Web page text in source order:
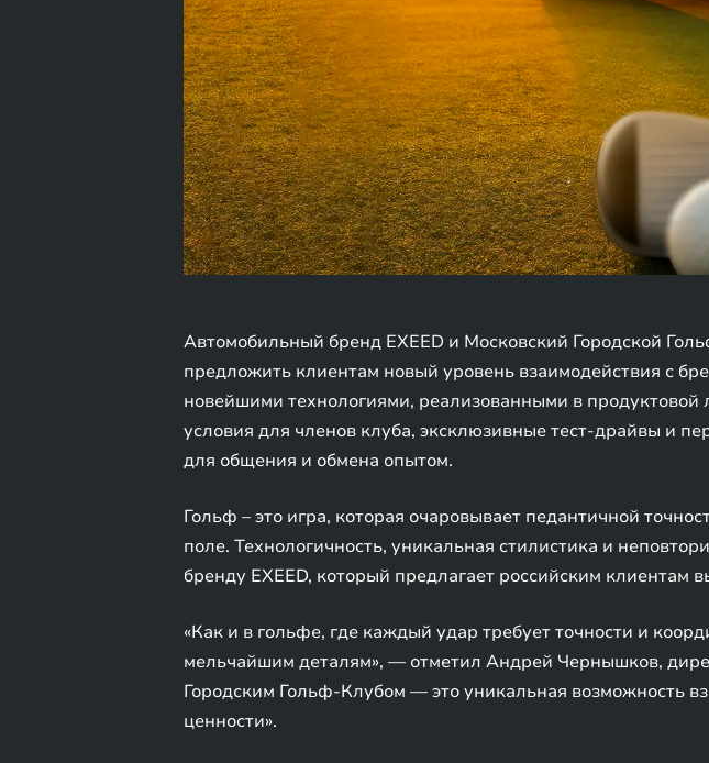
Автомобильный бренд EXEED и Московский Городской
предложить клиентам новый уровень взаимодействия с
новейшими технологиями, реализованными в
условия для членов клуба, эксклюзивные тест-драйвы и
для общения и обмена опытом.
Гольф – это игра, которая очаровывает педантичной
поле. Технологичность, уникальная стилистика и
бренду EXEED, который предлагает российским клиентам
«Как и в гольфе, где каждый удар требует точности и
мельчайшим деталям», — отметил Андрей Чернышков,
Городским Гольф-Клубом — это уникальная возможность
ценности».